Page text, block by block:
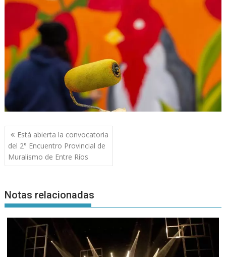
Navegación
de
entradas
Está abierta la convocatoria
del 2° Encuentro Provincial de
Muralismo de Entre Ríos
Notas relacionadas